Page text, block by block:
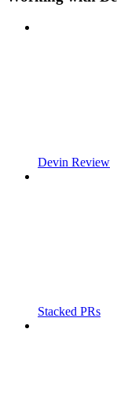
Devin Review
Stacked PRs